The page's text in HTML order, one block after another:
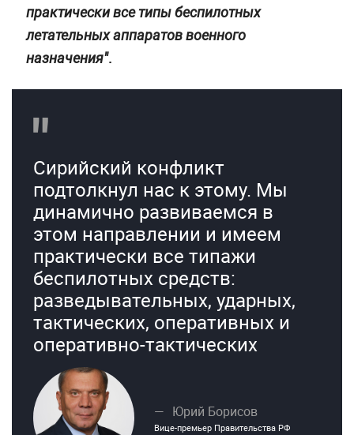
практически все типы беспилотных
летательных аппаратов военного
назначения".
Сирийский конфликт
подтолкнул нас к этому. Мы
динамично развиваемся в
этом направлении и имеем
практически все типажи
беспилотных средств:
разведывательных, ударных,
тактических, оперативных и
оперативно-тактических
Юрий Борисов
Вице-премьер Правительства РФ